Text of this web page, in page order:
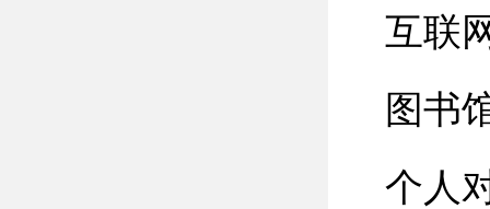
互联
图书
个人